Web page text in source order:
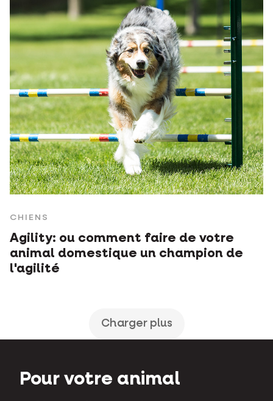
CHIENS
Agility: ou comment faire de votre
animal domestique un champion de
l'agilité
Charger plus
Pour votre animal